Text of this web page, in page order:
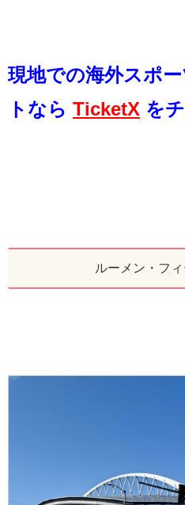
現地での海外スポー
トなら TicketX を
ルーメン・フ